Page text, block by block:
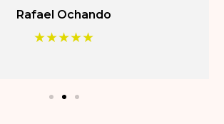
Rafael Ochando
★★★★★